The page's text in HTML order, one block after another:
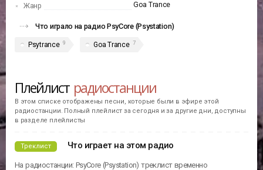
Жанр
Goa Trance
Что играло на радио PsyCore (Psystation)
Psytrance 9 Goa Trance 7
Плейлист радиостанции
В этом списке отображены песни, которые были в эфире этой
радиостанции. Полный плейлист за сегодня и за другие дни, доступны
в разделе плейлисты
Треклист Что играет на этом радио
На радиостанции: PsyCore (Psystation) треклист временно